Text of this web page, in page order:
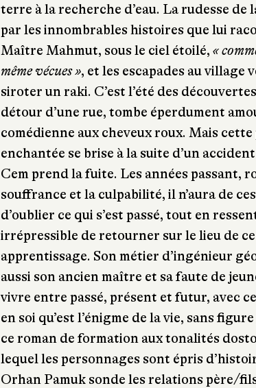
terre à la recherche d’eau. La rudesse de
par les innombrables histoires que lui
Maître Mahmut, sous le ciel étoilé, «
même vécues », et les escapades au village
siroter un raki. C’est l’été des
détour d’une rue, tombe éperdument
comédienne aux cheveux roux. Mais
enchantée se brise à la suite d’un
Cem prend la fuite. Les années passant,
souffrance et la culpabilité, il n’aura de
d’oublier ce qui s’est passé, tout en
irrépressible de retourner sur le lieu de
apprentissage. Son métier d’ingénieur
aussi son ancien maître et sa faute de
vivre entre passé, présent et futur, avec
en soi qu’est l’énigme de la vie, sans
ce roman de formation aux tonalités
lequel les personnages sont épris
Orhan Pamuk sonde les relations père/